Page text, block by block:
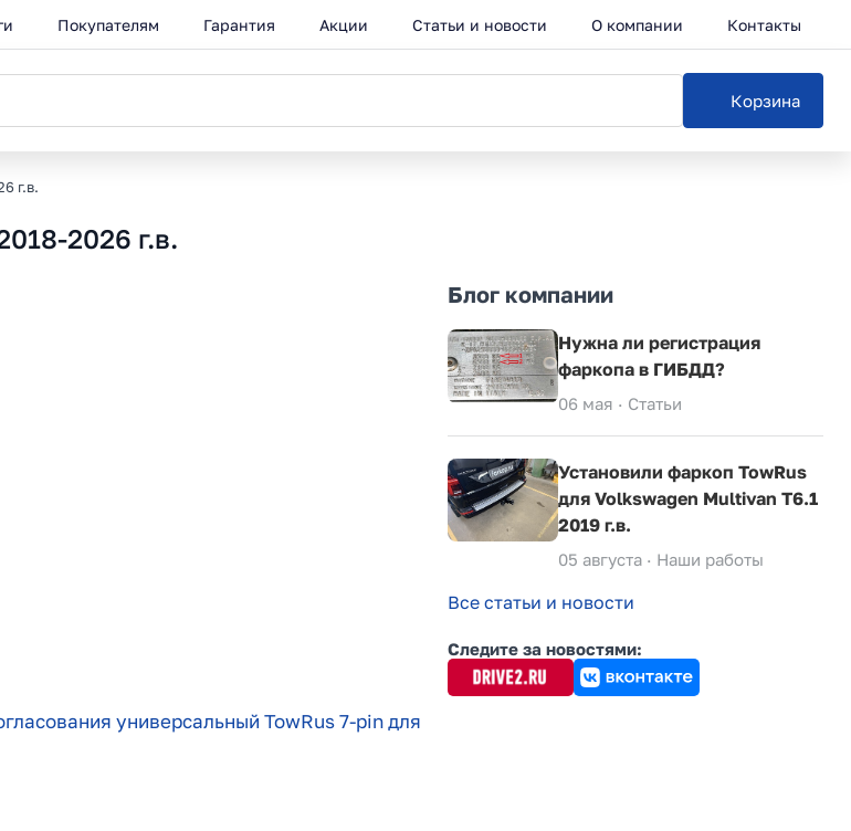
Покупателям Гарантия Акции Статьи и новости О компании Контакты
Корзина
г.в.
2026 г.в.
универсальный TowRus 7-pin для
Блог компании
Нужна ли регистрация
фаркопа в ГИБДД?
06 мая · Статьи
Установили фаркоп TowRus
для Volkswagen Multivan T6.1
2019 г.в.
05 августа · Наши работы
Все статьи и новости
Следите за новостями: